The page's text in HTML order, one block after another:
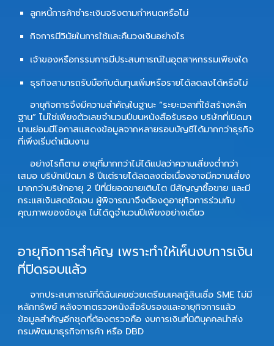
ลูกหนี้การค้าชำระเงินจริงตามกำหนดหรือไม่
กิจการมีวินัยในการใช้และคืนวงเงินอย่างไร
เจ้าของหรือกรรมการมีประสบการณ์ในอุตสาหกรรมเพียงใด
ธุรกิจสามารถรับมือกับต้นทุนเพิ่มหรือรายได้ลดลงได้หรือไม่
อายุกิจการจึงมีความสำคัญในฐานะ “ระยะเวลาที่ใช้สร้างหลัก
ฐาน” ไม่ใช่เพียงตัวเลขจำนวนปีบนหนังสือรับรอง บริษัทที่เปิดมา
นานย่อมมีโอกาสแสดงข้อมูลจากหลายรอบบัญชีได้มากกว่าธุรกิจ
ที่เพิ่งเริ่มดำเนินงาน
อย่างไรก็ตาม อายุที่มากกว่าไม่ได้แปลว่าความเสี่ยงต่ำกว่า
เสมอ บริษัทเปิดมา 8 ปีแต่รายได้ลดลงต่อเนื่องอาจมีความเสี่ยง
มากกว่าบริษัทอายุ 2 ปีที่มียอดขายเติบโต มีสัญญาซื้อขาย และมี
กระแสเงินสดชัดเจน ผู้พิจารณาจึงต้องดูอายุกิจการร่วมกับ
คุณภาพของข้อมูล ไม่ได้ดูจำนวนปีเพียงอย่างเดียว
อายุกิจการสำคัญ เพราะทำให้เห็นงบการเงิน
ที่ปิดรอบแล้ว
จากประสบการณ์ที่ดิฉันเคยช่วยเตรียมเคสกู้สินเชื่อ SME ไม่มี
หลักทรัพย์ หลังจากตรวจหนังสือรับรองและอายุกิจการแล้ว
ข้อมูลสำคัญอีกชุดที่ต้องตรวจคือ งบการเงินที่นิติบุคคลนำส่ง
กรมพัฒนาธุรกิจการค้า หรือ DBD